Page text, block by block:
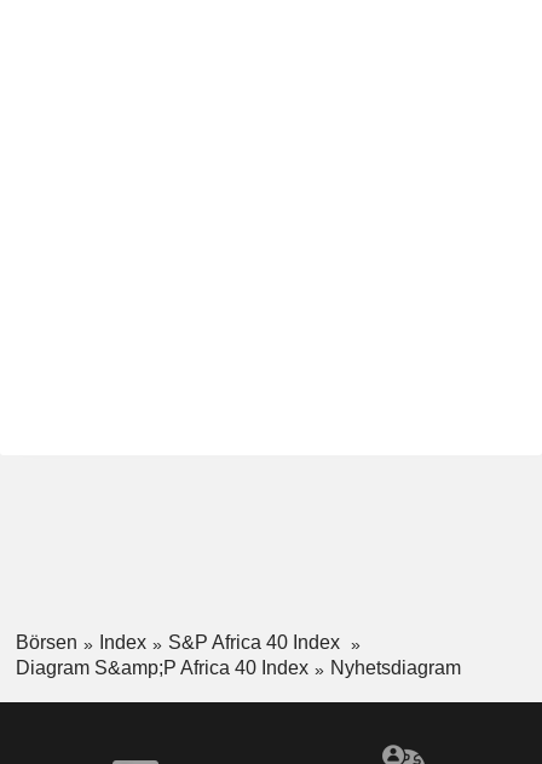
Börsen Index
S&P Africa 40 Index
Diagram S&amp;P Africa 40 Index
Nyhetsdiagram